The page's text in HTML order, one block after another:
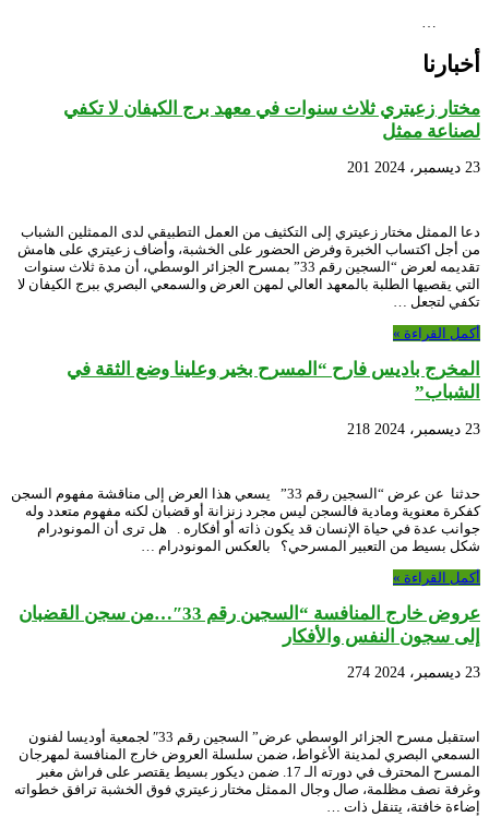
…
أخبارنا
مختار زعيتري ثلاث سنوات في معهد برج الكيفان لا تكفي
لصناعة ممثل
23 ديسمبر، 2024 201
دعا الممثل مختار زعيتري إلى التكثيف من العمل التطبيقي لدى الممثلين الشباب
من أجل اكتساب الخبرة وفرض الحضور على الخشبة، وأضاف زعيتري على هامش
تقديمه لعرض “السجين رقم 33” بمسرح الجزائر الوسطي، أن مدة ثلاث سنوات
التي يقصيها الطلبة بالمعهد العالي لمهن العرض والسمعي البصري ببرج الكيفان لا
تكفي لتجعل …
أكمل القراءة »
المخرج باديس فارح “المسرح بخير وعلينا وضع الثقة في
الشباب”
23 ديسمبر، 2024 218
حدثنا عن عرض “السجين رقم 33” يسعي هذا العرض إلى مناقشة مفهوم السجن
كفكرة معنوية ومادية فالسجن ليس مجرد زنزانة أو قضبان لكنه مفهوم متعدد وله
جوانب عدة في حياة الإنسان قد يكون ذاته أو أفكاره . هل ترى أن المونودرام
شكل بسيط من التعبير المسرحي؟ بالعكس المونودرام …
أكمل القراءة »
عروض خارج المنافسة “السجين رقم 33″…من سجن القضبان
إلى سجون النفس والأفكار
23 ديسمبر، 2024 274
استقبل مسرح الجزائر الوسطي عرض” السجين رقم 33″ لجمعية أوديسا لفنون
السمعي البصري لمدينة الأغواط، ضمن سلسلة العروض خارج المنافسة لمهرجان
المسرح المحترف في دورته الـ 17. ضمن ديكور بسيط يقتصر على فراش مغبر
وغرفة نصف مظلمة، صال وجال الممثل مختار زعيتري فوق الخشبة ترافق خطواته
إضاءة خافتة، يتنقل ذات …